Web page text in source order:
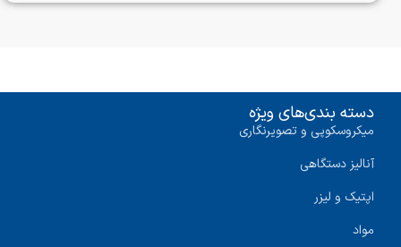
دسته بندی‌های ویژه
میکروسکوپی و تصویرنگاری
آنالیز دستگاهی
اپتیک و لیزر
مواد